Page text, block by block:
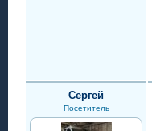
Сергей
Посетитель